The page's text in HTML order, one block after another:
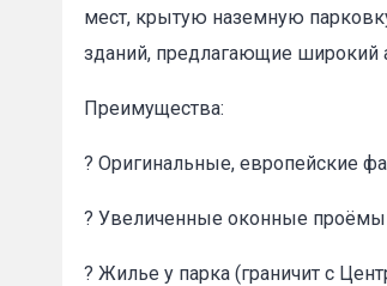
мест, крытую наземную
зданий, предлагающие широкий
Преимущества:
? Оригинальные, европейские
? Увеличенные оконные
? Жилье у парка (граничит с